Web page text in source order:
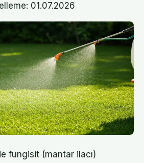
01.07.2026
fungisit (mantar ilacı)